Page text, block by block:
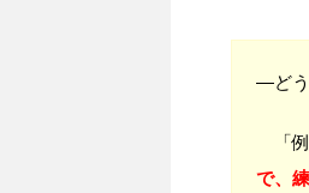
―どう
「例
で、